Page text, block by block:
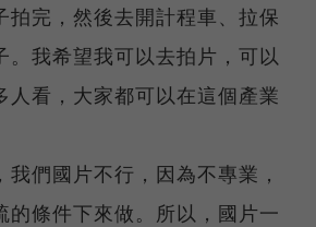
拍完，然後去開計程車、拉保
。我希望我可以去拍片，可以
人看，大家都可以在這個產業
們國片不行，因為不專業，
的條件下來做。所以，國片一